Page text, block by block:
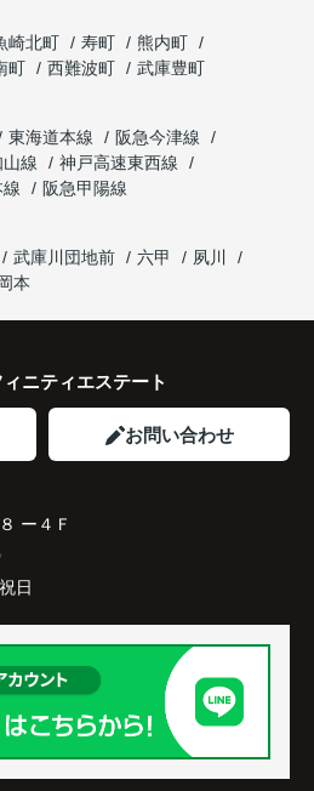
断して本当に良かったと思ってい
産を安心して引き継ぐことがで
得できる売却となりました。
宮北口駅へのアクセス、阪急西宮
施設、商業施設など、このエリア
は、
の住まいを選ばれました。
それぞれの通勤・通学時間が短く
、将来を見据えた良い選択だった
崎北町 寿町
熊内町
町 西難波町
武庫豊町
東海道本線
阪急今津線
線
神戸高速東西線
阪急甲陽線
武庫川団地前 六甲
夙川
岡本
ニティエステート
お問い合わせ
ー４Ｆ
日